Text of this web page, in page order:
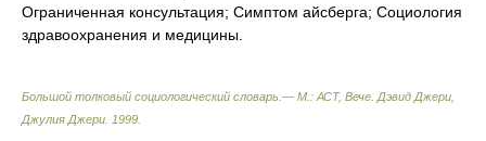
Ограниченная консультация; Симптом айсберга; Социология
здравоохранения и медицины.
Большой толковый социологический словарь.— М.: АСТ, Вече Дэвид Джери,
Джулия Джери 1999